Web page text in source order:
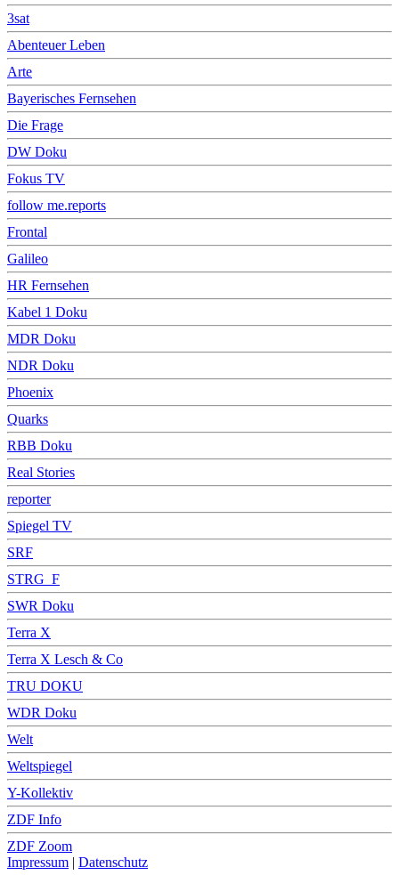
3sat
Abenteuer Leben
Arte
Bayerisches Fernsehen
Die Frage
DW Doku
Fokus TV
follow me.reports
Frontal
Galileo
HR Fernsehen
Kabel 1 Doku
MDR Doku
NDR Doku
Phoenix
Quarks
RBB Doku
Real Stories
reporter
Spiegel TV
SRF
STRG_F
SWR Doku
Terra X
Terra X Lesch & Co
TRU DOKU
WDR Doku
Welt
Weltspiegel
Y-Kollektiv
ZDF Info
ZDF Zoom
Impressum | Datenschutz